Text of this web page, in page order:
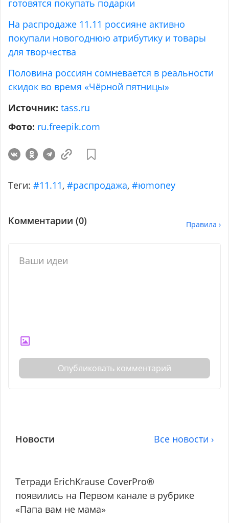
готовятся покупать подарки
На распродаже 11.11 россияне активно
покупали новогоднюю атрибутику и товары
для творчества
Половина россиян сомневается в реальности
скидок во время «Чёрной пятницы»
Источник: tass.ru
Фото: ru.freepik.com
Теги: #11.11,#распродажа,#юmoney
Комментарии (0) Правила ›
Опубликовать комментарий
Новости Все новости ›
Тетради ErichKrause CoverPro®
появились на Первом канале в рубрике
«Папа вам не мама»